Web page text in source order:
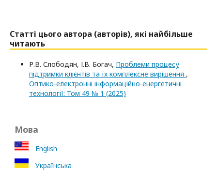
Статті цього автора (авторів), які найбільше
читають
Р.В. Слободян, І.В. Богач, Проблеми процесу
підтримки клієнтів та їх комплексне вирішення ,
Оптико-електроннi iнформацiйно-енергетичнi
технологiї: Том 49 № 1 (2025)
Мова
English
Українська